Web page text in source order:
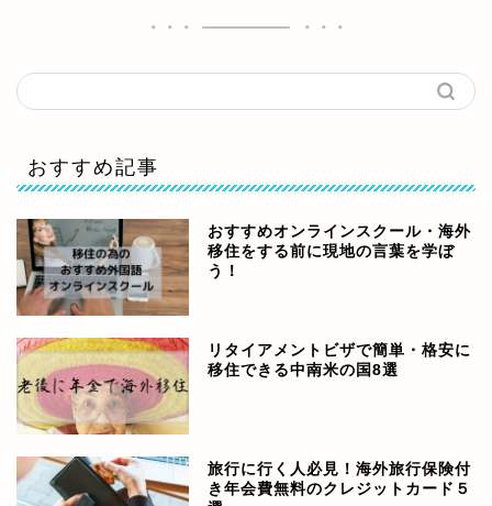
おすすめ記事
おすすめオンラインスクール・海外
移住をする前に現地の言葉を学ぼ
う！
リタイアメントビザで簡単・格安に
移住できる中南米の国8選
旅行に行く人必見！海外旅行保険付
き年会費無料のクレジットカード５